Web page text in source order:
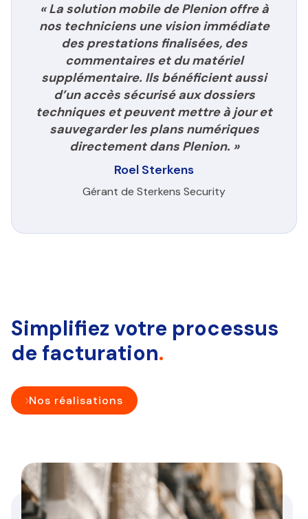
« La solution mobile de Plenion offre à
nos techniciens une vision immédiate
des prestations finalisées, des
commentaires et du matériel
supplémentaire. Ils bénéficient aussi
d’un accès sécurisé aux dossiers
techniques et peuvent mettre à jour et
sauvegarder les plans numériques
directement dans Plenion. »
Roel Sterkens
Gérant de Sterkens Security
Simplifiez votre processus
de facturation.
Nos réalisations